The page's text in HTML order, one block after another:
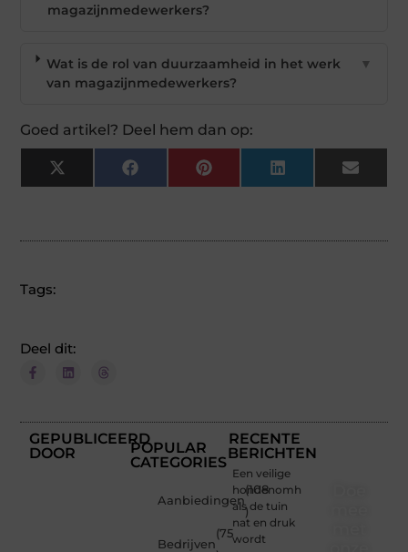
magazijnmedewerkers?
Wat is de rol van duurzaamheid in het werk
van magazijnmedewerkers?
▼
Goed artikel? Deel hem dan op:
X
(Twitter)
Facebook Pinterest LinkedIn Email
Tags:
Deel dit:
GEPUBLICEERD
DOOR
POPULAR
CATEGORIES
Aanbiedingen
(108
)
Bedrijven
(75
RECENTE
BERICHTEN
Een veilige
hondenomheining
als de tuin
nat en druk
wordt